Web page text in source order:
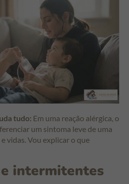
tudo: Em uma reação alérgica, o
um sintoma leve de uma
vidas. Vou explicar o que
intermitentes